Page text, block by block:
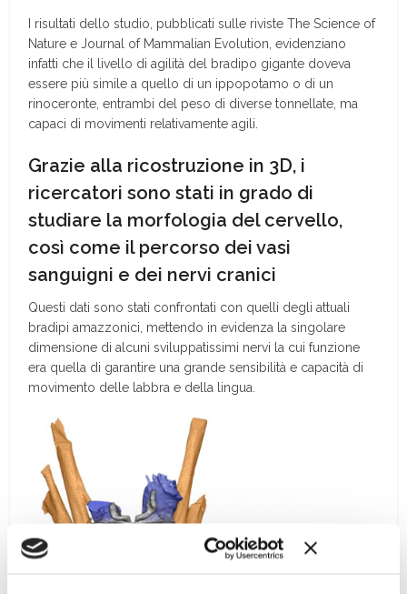
I risultati dello studio, pubblicati sulle riviste The Science of
Nature e Journal of Mammalian Evolution, evidenziano
infatti che il livello di agilità del bradipo gigante doveva
essere più simile a quello di un ippopotamo o di un
rinoceronte, entrambi del peso di diverse tonnellate, ma
capaci di movimenti relativamente agili.
Grazie alla ricostruzione in 3D, i
ricercatori sono stati in grado di
studiare la morfologia del cervello,
così come il percorso dei vasi
sanguigni e dei nervi cranici
Questi dati sono stati confrontati con quelli degli attuali
bradipi amazzonici, mettendo in evidenza la singolare
dimensione di alcuni sviluppatissimi nervi la cui funzione
era quella di garantire una grande sensibilità e capacità di
movimento delle labbra e della lingua.